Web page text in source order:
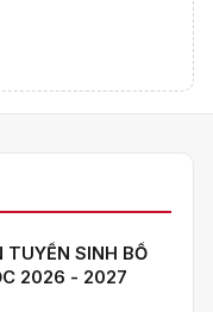
SINH BỔ
2026 - 2027